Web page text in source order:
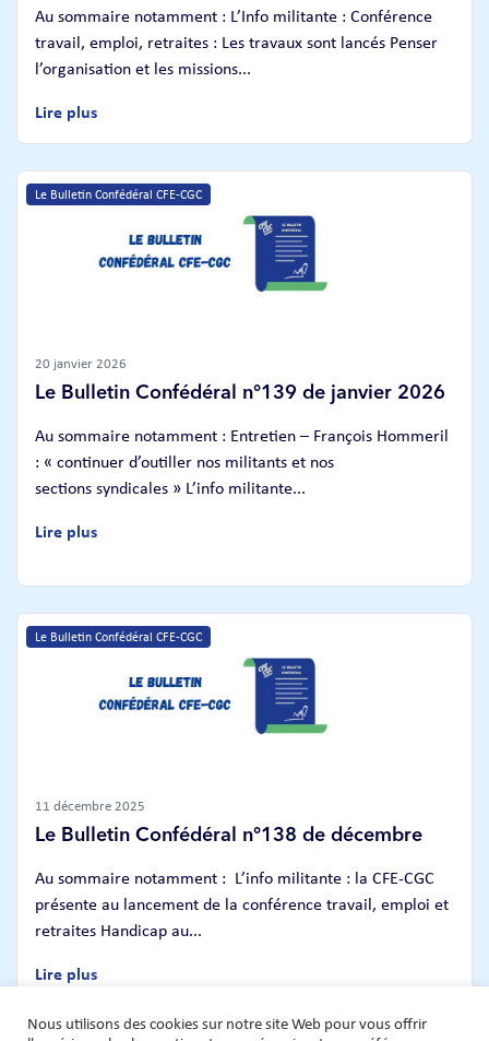
Au sommaire notamment : L’Info militante : Conférence
travail, emploi, retraites : Les travaux sont lancés Penser
l’organisation et les missions...
Lire plus
Le Bulletin Confédéral CFE-CGC
20 janvier 2026
Le Bulletin Confédéral n°139 de janvier 2026
Au sommaire notamment : Entretien – François Hommeril
: « continuer d’outiller nos militants et nos
sections syndicales » L’info militante...
Lire plus
Le Bulletin Confédéral CFE-CGC
11 décembre 2025
Le Bulletin Confédéral n°138 de décembre
Au sommaire notamment : L’info militante : la CFE-CGC
présente au lancement de la conférence travail, emploi et
retraites Handicap au...
Lire plus
Nous utilisons des cookies sur notre site Web pour vous offrir